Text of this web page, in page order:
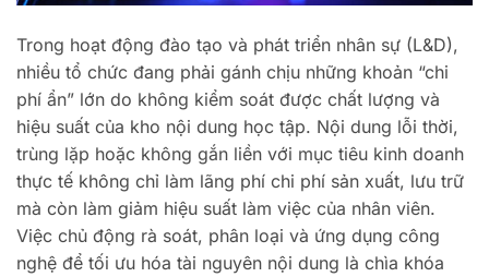
Trong hoạt động đào tạo và phát triển nhân sự (L&D),
nhiều tổ chức đang phải gánh chịu những khoản “chi
phí ẩn” lớn do không kiểm soát được chất lượng và
hiệu suất của kho nội dung học tập. Nội dung lỗi thời,
trùng lặp hoặc không gắn liền với mục tiêu kinh doanh
thực tế không chỉ làm lãng phí chi phí sản xuất, lưu trữ
mà còn làm giảm hiệu suất làm việc của nhân viên.
Việc chủ động rà soát, phân loại và ứng dụng công
nghệ để tối ưu hóa tài nguyên nội dung là chìa khóa